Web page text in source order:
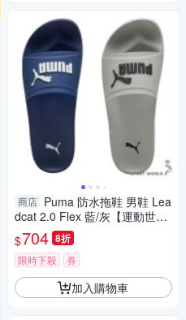
商店 Puma 防水拖鞋 男鞋 Lea
dcat 2.0 Flex 藍/灰【運動世
界】40484502/40484505
$704 8折
限時下殺 券
加入購物車